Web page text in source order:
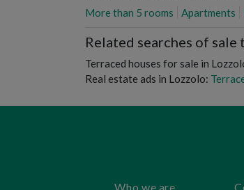
More than 5 rooms Apartments
Related searches of
Terraced houses for sale in
Real estate ads in Lozzolo:
Who we are